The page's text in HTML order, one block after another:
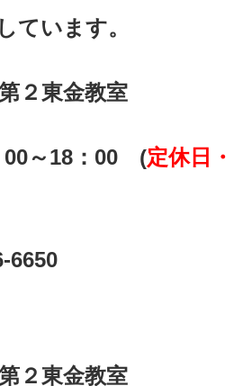
ています。
２東金教室
00～18：00 (定休日・
6650
２東金教室